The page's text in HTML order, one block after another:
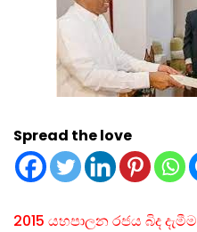
Spread the love
2015 යහපාලන රජය බිද